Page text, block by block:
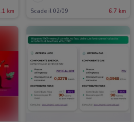
km Scade il 02/09 6.7 km